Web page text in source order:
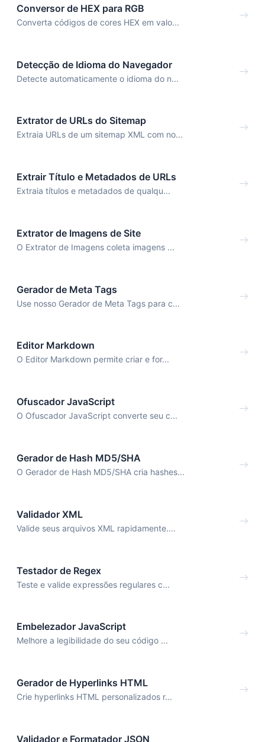
Conversor de HEX para RGB
Converta códigos de cores HEX em valo...
Detecção de Idioma do Navegador
Detecte automaticamente o idioma do n...
Extrator de URLs do Sitemap
Extraia URLs de um sitemap XML com no...
Extrair Título e Metadados de URLs
Extraia títulos e metadados de qualqu...
Extrator de Imagens de Site
O Extrator de Imagens coleta imagens ...
Gerador de Meta Tags
Use nosso Gerador de Meta Tags para c...
Editor Markdown
O Editor Markdown permite criar e for...
Ofuscador JavaScript
O Ofuscador JavaScript converte seu c...
Gerador de Hash MD5/SHA
O Gerador de Hash MD5/SHA cria hashes...
Validador XML
Valide seus arquivos XML rapidamente....
Testador de Regex
Teste e valide expressões regulares c...
Embelezador JavaScript
Melhore a legibilidade do seu código ...
Gerador de Hyperlinks HTML
Crie hyperlinks HTML personalizados r...
Validador e Formatador JSON